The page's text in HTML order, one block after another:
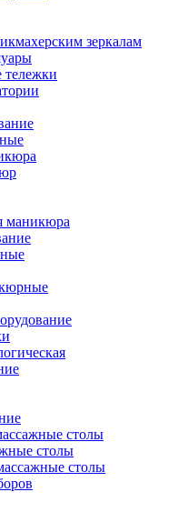
зеркалам
тележки
маникюра
столы
столы
столы